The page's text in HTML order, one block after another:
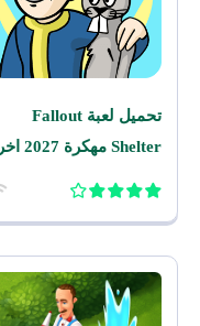
تحميل لعبة Fallout
Shelter مهكرة 2027 اخر